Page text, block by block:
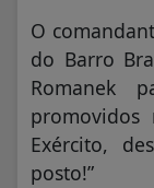
O
do Barro
Romanek
Exército,
posto!”